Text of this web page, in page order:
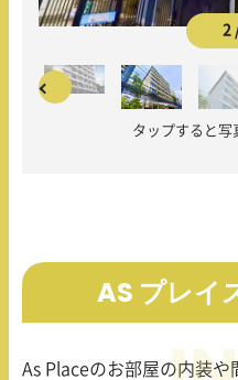
3
タップすると写
AS プレイ
As Placeのお部屋の内装や